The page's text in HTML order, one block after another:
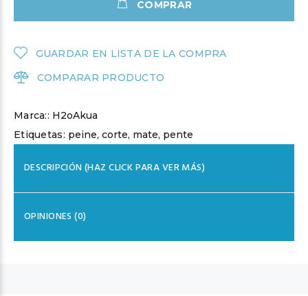
COMPRAR
GUARDAR EN LISTA DE LA COMPRA
COMPARAR PRODUCTO
Marca:: H2oAkua
Etiquetas: peine, corte, mate, pente
DESCRIPCIÓN (HAZ CLICK PARA VER MÁS)
OPINIONES (0)